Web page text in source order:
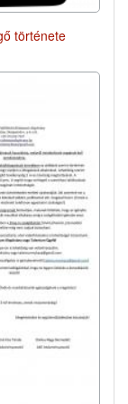
története